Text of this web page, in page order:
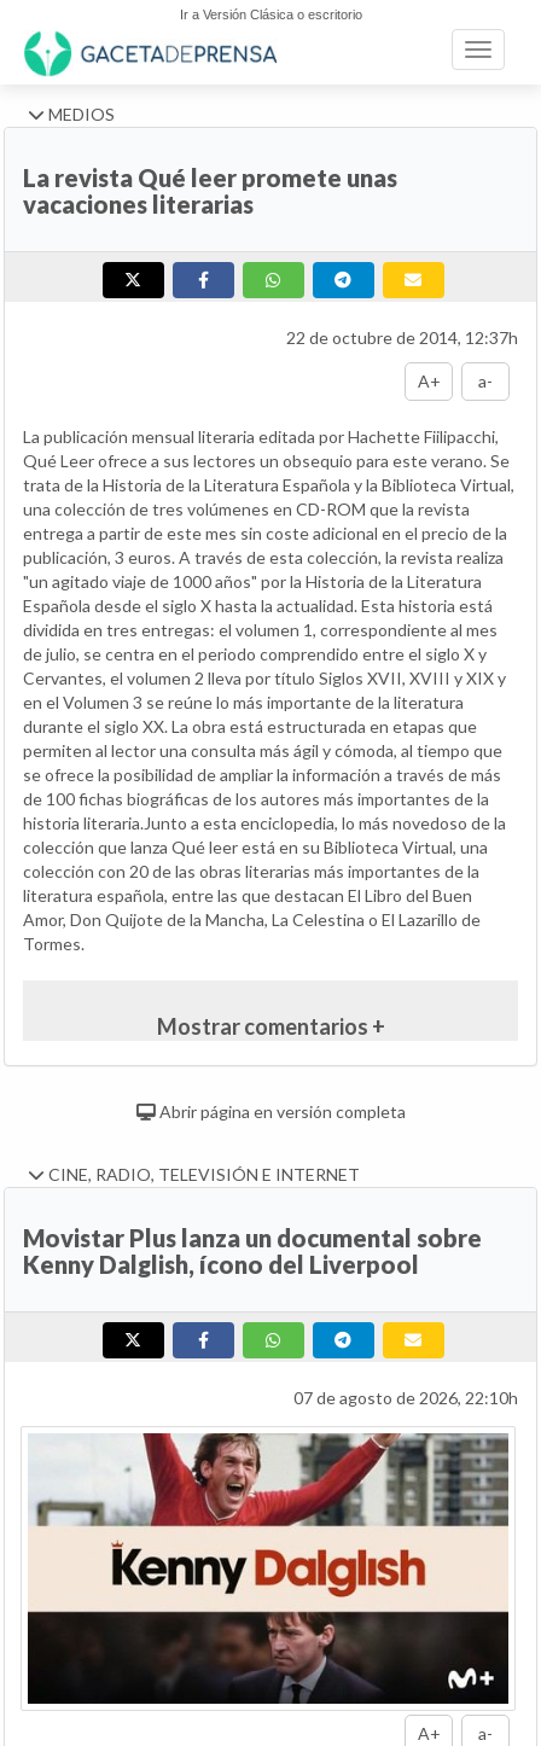
Ir a Versión Clásica o escritorio
Toggle
MEDIOS
La revista Qué leer promete unas
vacaciones literarias
22 de octubre de 2014, 12:37h
A+ a-
La publicación mensual literaria editada por Hachette Fiilipacchi,
Qué Leer ofrece a sus lectores un obsequio para este verano. Se
trata de la Historia de la Literatura Española y la Biblioteca Virtual,
una colección de tres volúmenes en CD-ROM que la revista
entrega a partir de este mes sin coste adicional en el precio de la
publicación, 3 euros. A través de esta colección, la revista realiza
"un agitado viaje de 1000 años" por la Historia de la Literatura
Española desde el siglo X hasta la actualidad. Esta historia está
dividida en tres entregas: el volumen 1, correspondiente al mes
de julio, se centra en el periodo comprendido entre el siglo X y
Cervantes, el volumen 2 lleva por título Siglos XVII, XVIII y XIX y
en el Volumen 3 se reúne lo más importante de la literatura
durante el siglo XX. La obra está estructurada en etapas que
permiten al lector una consulta más ágil y cómoda, al tiempo que
se ofrece la posibilidad de ampliar la información a través de más
de 100 fichas biográficas de los autores más importantes de la
historia literaria.Junto a esta enciclopedia, lo más novedoso de la
colección que lanza Qué leer está en su Biblioteca Virtual, una
colección con 20 de las obras literarias más importantes de la
literatura española, entre las que destacan El Libro del Buen
Amor, Don Quijote de la Mancha, La Celestina o El Lazarillo de
Tormes.
Mostrar comentarios +
Abrir página en versión completa
CINE, RADIO, TELEVISIÓN E INTERNET
Movistar Plus lanza un documental sobre
Kenny Dalglish, ícono del Liverpool
07 de agosto de 2026, 22:10h
A+ a-